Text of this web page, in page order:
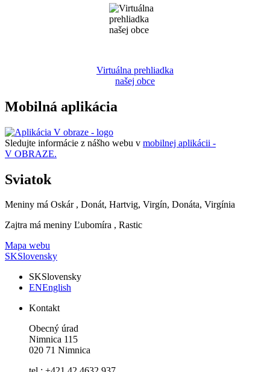
Virtuálna prehliadka
našej obce
Mobilná aplikácia
Sledujte informácie z nášho webu v mobilnej aplikácii -
V OBRAZE.
Sviatok
Meniny má Oskár , Donát, Hartvig, Virgín, Donáta, Virgínia
Zajtra má meniny Ľubomíra , Rastic
Mapa webu
SKSlovensky
SKSlovensky
ENEnglish
Kontakt
Obecný úrad
Nimnica 115
020 71 Nimnica